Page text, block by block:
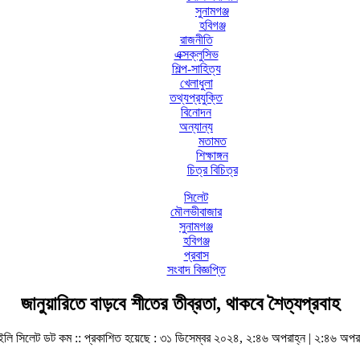
সুনামগঞ্জ
হবিগঞ্জ
রাজনীতি
এক্সক্লুসিভ
শিল্প-সাহিত্য
খেলাধুলা
তথ্যপ্রযুক্তি
বিনোদন
অন্যান্য
মতামত
শিক্ষাঙ্গন
চিত্র বিচিত্র
সিলেট
মৌলভীবাজার
সুনামগঞ্জ
হবিগঞ্জ
প্রবাস
সংবাদ বিজ্ঞপ্তি
জানুয়ারিতে বাড়বে শীতের তীব্রতা, থাকবে শৈত্যপ্রবাহ
সিলেট ডট কম :: প্রকাশিত হয়েছে : ৩১ ডিসেম্বর ২০২৪, ২:৪৬ অপরাহ্ন | ২:৪৬